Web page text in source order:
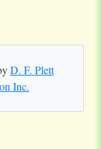
D. F. Plett
Inc.